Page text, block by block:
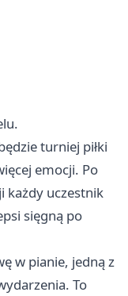
turniej piłki
emocji. Po
każdy uczestnik
sięgną po
w pianie, jedną z
To